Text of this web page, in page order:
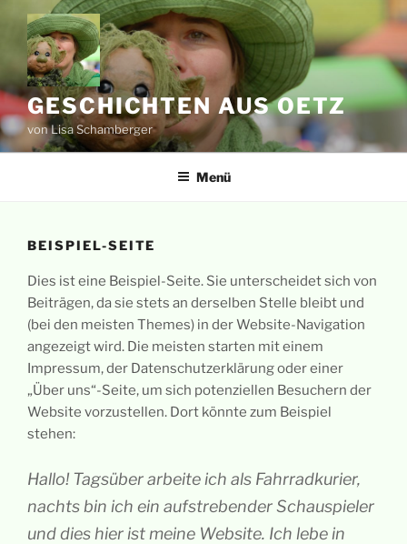
Zum
Inhalt
springen
GESCHICHTEN AUS OETZ
von Lisa Schamberger
Menü
BEISPIEL-SEITE
Dies ist eine Beispiel-Seite. Sie unterscheidet sich von
Beiträgen, da sie stets an derselben Stelle bleibt und
(bei den meisten Themes) in der Website-Navigation
angezeigt wird. Die meisten starten mit einem
Impressum, der Datenschutzerklärung oder einer
„Über uns“-Seite, um sich potenziellen Besuchern der
Website vorzustellen. Dort könnte zum Beispiel
stehen:
Hallo! Tagsüber arbeite ich als Fahrradkurier,
nachts bin ich ein aufstrebender Schauspieler
und dies hier ist meine Website. Ich lebe in